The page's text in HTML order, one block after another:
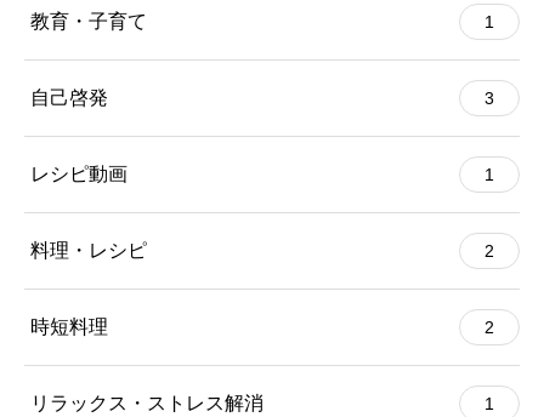
教育・子育て 1
自己啓発 3
レシピ動画 1
料理・レシピ 2
時短料理 2
リラックス・ストレス解消 1